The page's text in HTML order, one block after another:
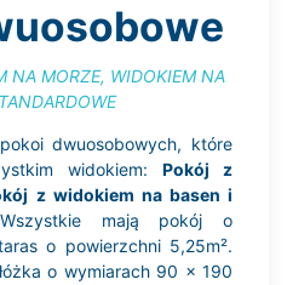
NA MORZE, WIDOKIEM NA
dwuosobowych, które
widokiem: Pokój z
z widokiem na basen i
mają pokój o
o powierzchni 5,25m².
o wymiarach 90 x 190